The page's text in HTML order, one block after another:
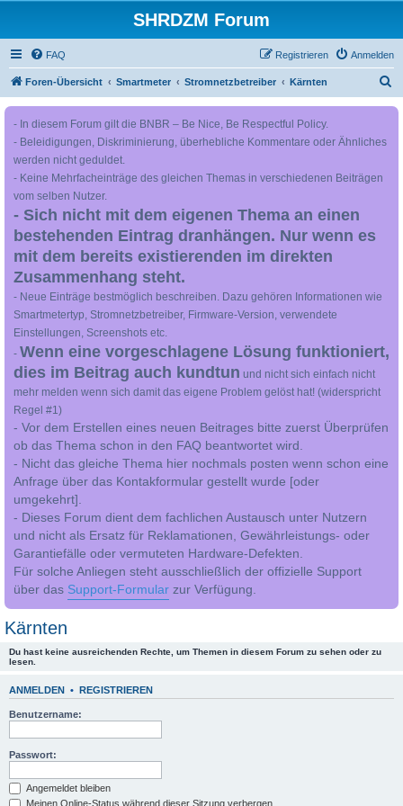
SHRDZM Forum
FAQ Anmelden
Registrieren
Foren-Übersicht Smartmeter Stromnetzbetreiber Kärnten
- In diesem Forum gilt die BNBR – Be Nice, Be Respectful Policy.
- Beleidigungen, Diskriminierung, überhebliche Kommentare oder Ähnliches
werden nicht geduldet.
- Keine Mehrfacheinträge des gleichen Themas in verschiedenen Beiträgen
vom selben Nutzer.
- Sich nicht mit dem eigenen Thema an einen
bestehenden Eintrag dranhängen. Nur wenn es
mit dem bereits existierenden im direkten
Zusammenhang steht.
- Neue Einträge bestmöglich beschreiben. Dazu gehören Informationen wie
Smartmetertyp, Stromnetzbetreiber, Firmware-Version, verwendete
Einstellungen, Screenshots etc.
- Wenn eine vorgeschlagene Lösung funktioniert,
dies im Beitrag auch kundtun und nicht sich einfach nicht
mehr melden wenn sich damit das eigene Problem gelöst hat! (widerspricht
Regel #1)
- Vor dem Erstellen eines neuen Beitrages bitte zuerst Überprüfen
ob das Thema schon in den FAQ beantwortet wird.
- Nicht das gleiche Thema hier nochmals posten wenn schon eine
Anfrage über das Kontakformular gestellt wurde [oder
umgekehrt].
- Dieses Forum dient dem fachlichen Austausch unter Nutzern
und nicht als Ersatz für Reklamationen, Gewährleistungs- oder
Garantiefälle oder vermuteten Hardware-Defekten.
Für solche Anliegen steht ausschließlich der offizielle Support
über das Support-Formular zur Verfügung.
Kärnten
Du hast keine ausreichenden Rechte, um Themen in diesem Forum zu sehen oder zu
lesen.
ANMELDEN • REGISTRIEREN
Benutzername:
Passwort:
Angemeldet bleiben
Meinen Online-Status während dieser Sitzung verbergen